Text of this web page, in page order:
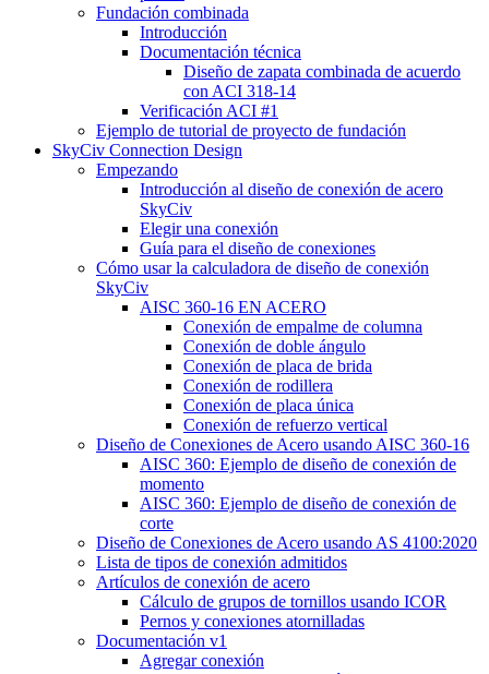
Fundación combinada
Introducción
Documentación técnica
Diseño de zapata combinada de acuerdo
con ACI 318-14
Verificación ACI #1
Ejemplo de tutorial de proyecto de fundación
SkyCiv Connection Design
Empezando
Introducción al diseño de conexión de acero
SkyCiv
Elegir una conexión
Guía para el diseño de conexiones
Cómo usar la calculadora de diseño de conexión
SkyCiv
AISC 360-16 EN ACERO
Conexión de empalme de columna
Conexión de doble ángulo
Conexión de placa de brida
Conexión de rodillera
Conexión de placa única
Conexión de refuerzo vertical
Diseño de Conexiones de Acero usando AISC 360-16
AISC 360: Ejemplo de diseño de conexión de
momento
AISC 360: Ejemplo de diseño de conexión de
corte
Diseño de Conexiones de Acero usando AS 4100:2020
Lista de tipos de conexión admitidos
Artículos de conexión de acero
Cálculo de grupos de tornillos usando ICOR
Pernos y conexiones atornilladas
Documentación v1
Agregar conexión